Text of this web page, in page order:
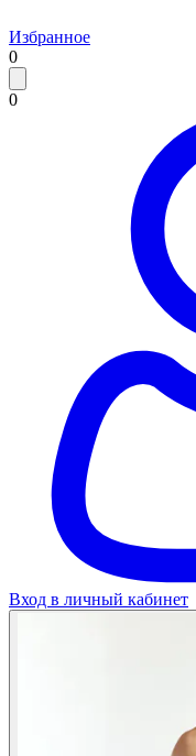
Избранное
0
0
Вход в личный кабинет